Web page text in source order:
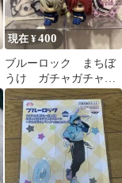
現在 ¥400
ブルーロック まちぼ
うけ ガチャガチャ
他カード、ステッカー
付き